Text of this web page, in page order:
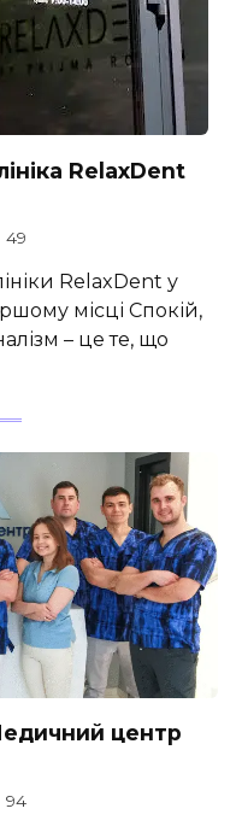
RelaxDent
49
RelaxDent у
місці Спокій,
– це те, що
центр
94